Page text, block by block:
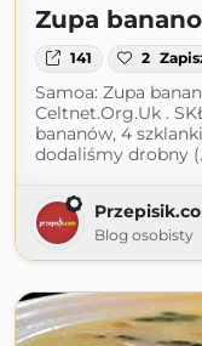
Zupa
141 2
Samoa: Zupa
Celtnet.Org.Uk .
bananów, 4
dodaliśmy drobny
Blog osobisty